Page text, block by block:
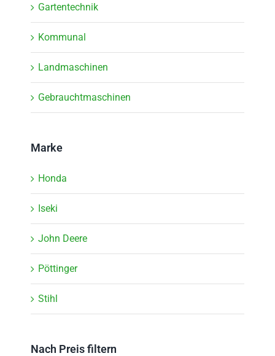
Gartentechnik
Kommunal
Landmaschinen
Gebrauchtmaschinen
Marke
Honda
Iseki
John Deere
Pöttinger
Stihl
Nach Preis filtern